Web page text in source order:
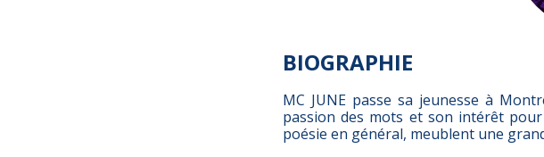
BIOGRAPHIE
MC JUNE passe sa jeunesse à
passion des mots et son intérêt
poésie en général, meublent une